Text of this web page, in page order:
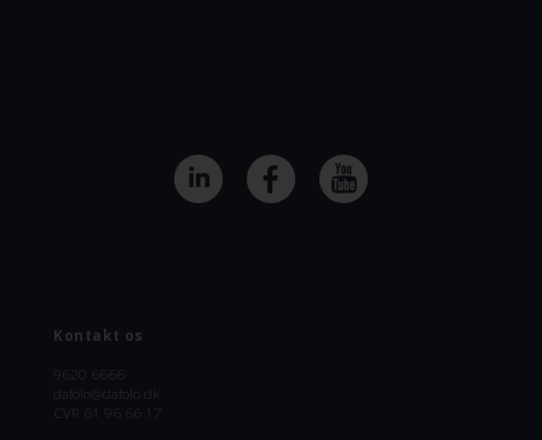
Kontakt os
dafolo@dafolo.dk
CVR 61 96 66 17